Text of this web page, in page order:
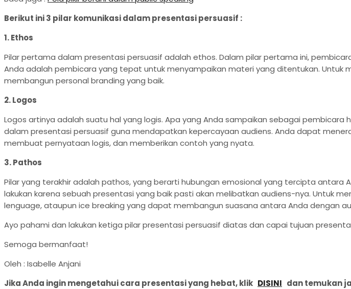
Berikut ini 3 pilar komunikasi dalam presentasi persuasif :
1. Ethos
Pilar pertama dalam presentasi persuasif adalah ethos. Dalam pilar pertama ini,
Anda adalah pembicara yang tepat untuk menyampaikan materi yang ditentukan.
membangun personal branding yang baik.
2. Logos
Logos artinya adalah suatu hal yang logis. Apa yang Anda sampaikan sebagai
dalam presentasi persuasif guna mendapatkan kepercayaan audiens. Anda dapat
membuat pernyataan logis, dan memberikan contoh yang nyata.
3. Pathos
Pilar yang terakhir adalah pathos, yang berarti hubungan emosional yang tercipta
lakukan karena sebuah presentasi yang baik pasti akan melibatkan audiens-nya. Untuk
lenguage, ataupun ice breaking yang dapat membangun suasana antara Anda dengan
Ayo pahami dan lakukan ketiga pilar presentasi persuasif diatas dan capai tujuan
Semoga bermanfaat!
Oleh : Isabelle Anjani
Jika Anda ingin mengetahui cara presentasi yang hebat, klik DISINI dan temukan